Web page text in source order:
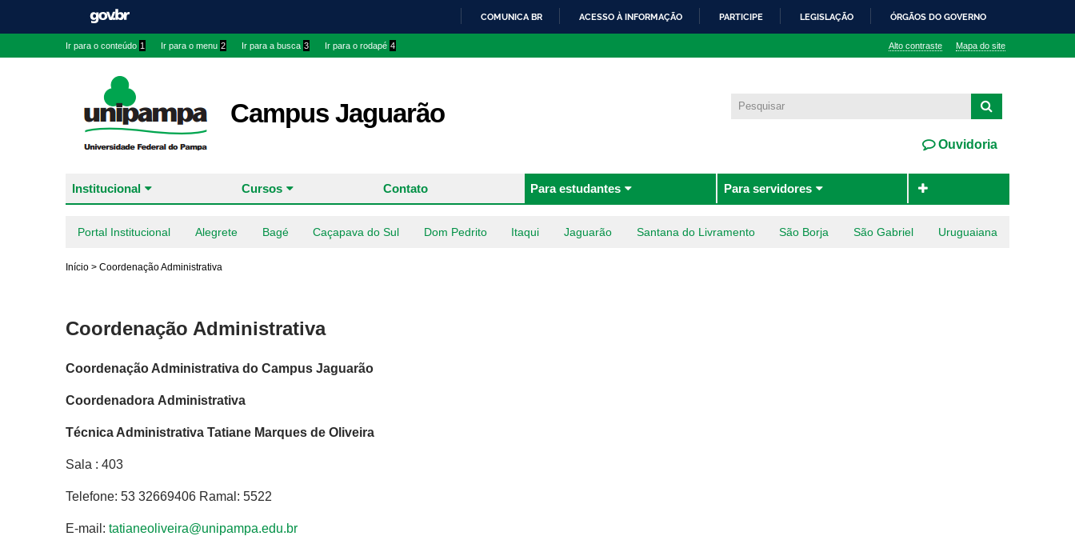
COMUNICA BR ACESSO À INFORMAÇÃO PARTICIPE LEGISLAÇÃO ÓRGÃOS DO GOVERNO
Ir para o conteúdo 1 Ir para o menu 2 Ir para a busca 3 Ir para o rodapé 4 Alto contraste Mapa do site
Campus Jaguarão
Ouvidoria
Institucional Cursos Contato Para estudantes Para servidores
Portal Institucional Alegrete Bagé Caçapava do Sul Dom Pedrito Itaqui Jaguarão Santana do Livramento São Borja São Gabriel Uruguaiana
Início > Coordenação Administrativa
Coordenação Administrativa
Coordenação Administrativa do Campus Jaguarão
Coordenadora Administrativa
Técnica Administrativa Tatiane Marques de Oliveira
Sala : 403
Telefone: 53 32669406 Ramal: 5522
E-mail: tatianeoliveira@unipampa.edu.br